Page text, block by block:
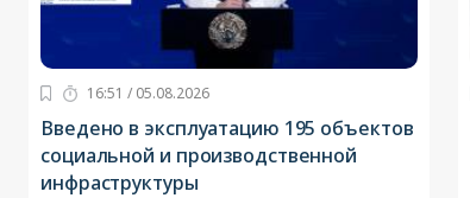
16:51 / 05.08.2026
Введено в эксплуатацию 195 объектов
социальной и производственной
инфраструктуры